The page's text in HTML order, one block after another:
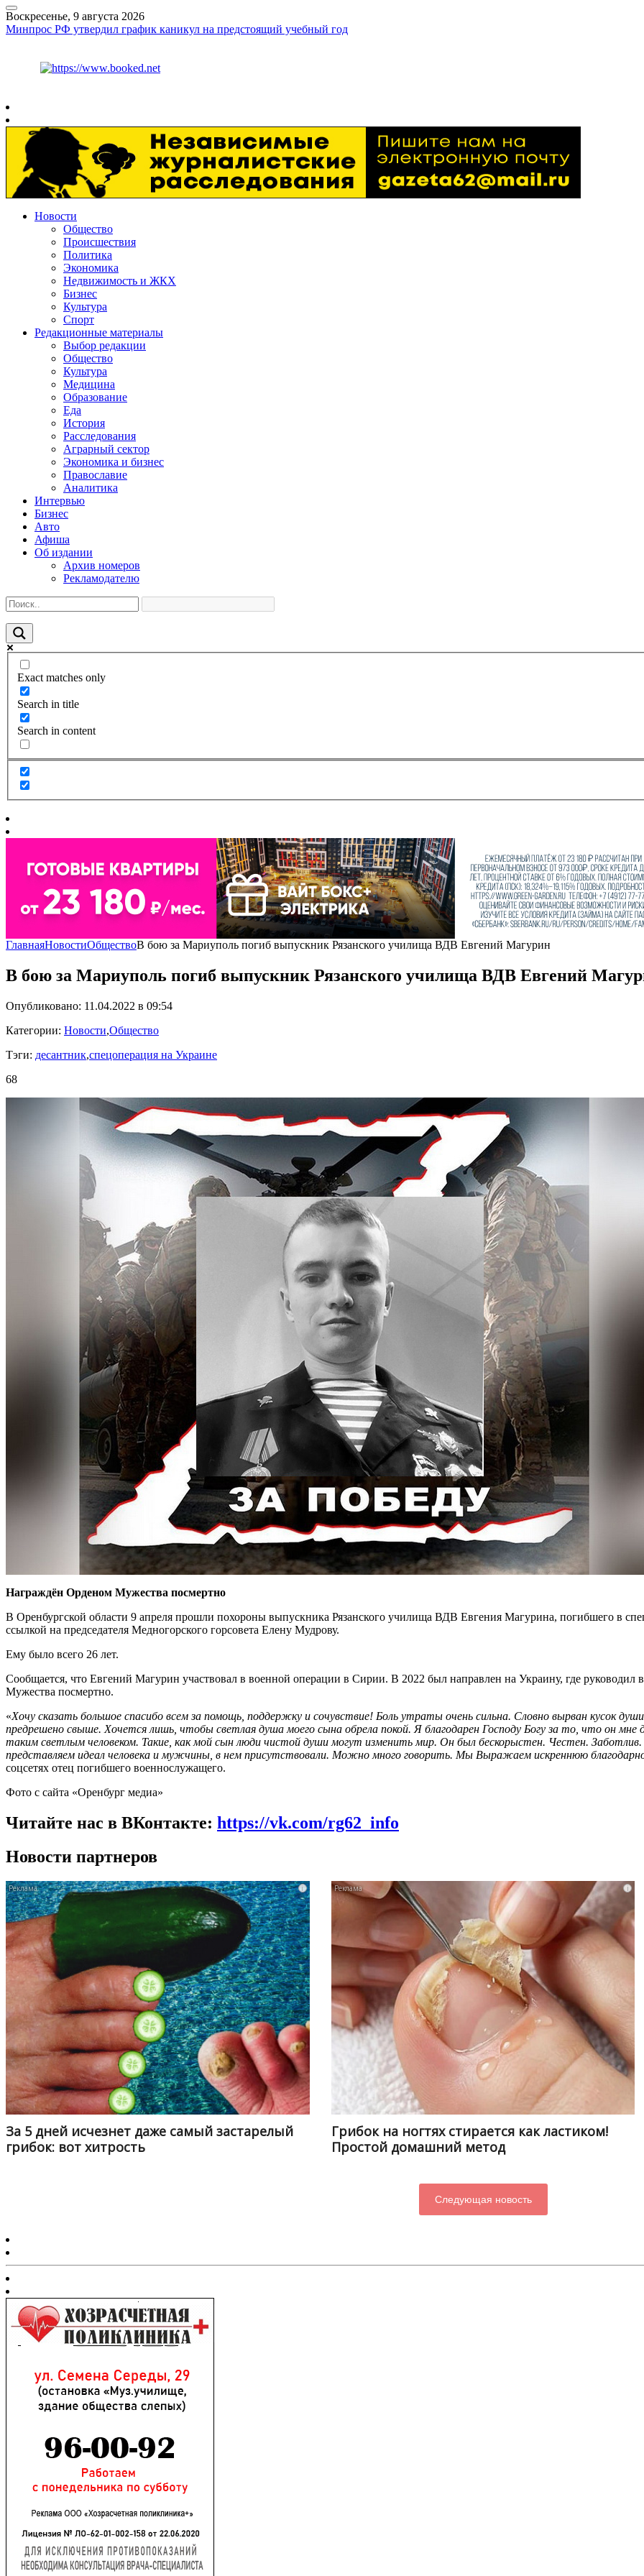
Воскресенье, 9 августа 2026
Минпрос РФ утвердил график каникул на предстоящий учебный год
Новости
Общество
Происшествия
Политика
Экономика
Недвижимость и ЖКХ
Бизнес
Культура
Спорт
Редакционные материалы
Выбор редакции
Общество
Культура
Медицина
Образование
Еда
История
Расследования
Аграрный сектор
Экономика и бизнес
Православие
Аналитика
Интервью
Бизнес
Авто
Афиша
Об издании
Архив номеров
Рекламодателю
Exact matches only
Search in title
Search in content
ГлавнаяНовостиОбществоВ бою за Мариуполь погиб выпускник Рязанского училища ВДВ Евгений Магурин
В бою за Мариуполь погиб выпускник Рязанского училища ВДВ Евгений
Опубликовано: 11.04.2022 в 09:54
Категории: Новости,Общество
Тэги: десантник,спецоперация на Украине
68
Награждён Орденом Мужества посмертно
В Оренбургской области 9 апреля прошли похороны выпускника Рязанского училища ВДВ Евгения Магурина, погибшего в
ссылкой на председателя Медногорского горсовета Елену Мудрову.
Ему было всего 26 лет.
Сообщается, что Евгений Магурин участвовал в военной операции в Сирии. В 2022 был направлен на Украину, где
Мужества посмертно.
«Хочу сказать большое спасибо всем за помощь, поддержку и сочувствие! Боль утраты очень сильна. Словно вырван кусок
предрешено свыше. Хочется лишь, чтобы светлая душа моего сына обрела покой. Я благодарен Господу Богу за то, что он
таким светлым человеком. Такие, как мой сын люди чистой души могут изменить мир. Он был бескорыстен. Честен.
представляем идеал человека и мужчины, в нем присутствовали. Можно много говорить. Мы Выражаем искреннюю
соцсетях отец погибшего военнослужащего.
Фото с сайта «Оренбург медиа»
Читайте нас в ВКонтакте: https://vk.com/rg62_info
Новости партнеров
i
За 5 дней исчезнет даже самый застарелый
грибок: вот хитрость
i
Грибок на ногтях стирается как ластиком!
Простой домашний метод
Следующая новость